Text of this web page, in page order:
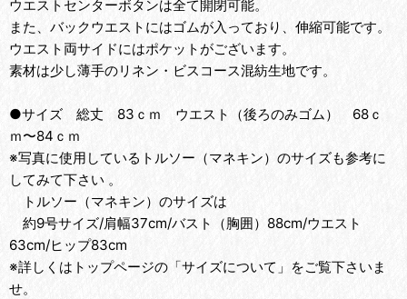
ウエストセンターボタンは全て開閉可能。
また、バックウエストにはゴムが入っており、伸縮可能です。
ウエスト両サイドにはポケットがございます。
素材は少し薄手のリネン・ビスコース混紡生地です。
●サイズ 総丈 83ｃｍ ウエスト（後ろのみゴム） 68ｃ
ｍ〜84ｃｍ
※写真に使用しているトルソー（マネキン）のサイズも参考に
してみて下さい 。
トルソー（マネキン）のサイズは
約9号サイズ/肩幅37cm/バスト（胸囲）88cm/ウエスト
63cm/ヒップ83cm
※詳しくはトップページの「サイズについて」をご覧下さいま
せ。